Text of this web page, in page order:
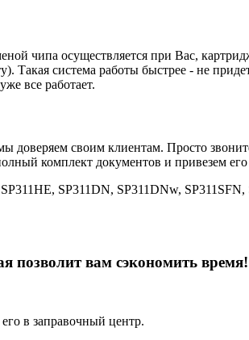
чипа осуществляется при Вас,
Такая система работы быстрее - не
все работает.
своим клиентам. Просто
комплект документов и привезем его
SP311DN, SP311DNw,
позволит вам сэкономить время!
его в заправочный центр.